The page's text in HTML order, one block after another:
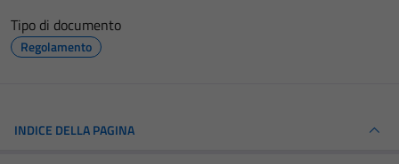
Tipo di documento
Regolamento
INDICE DELLA PAGINA